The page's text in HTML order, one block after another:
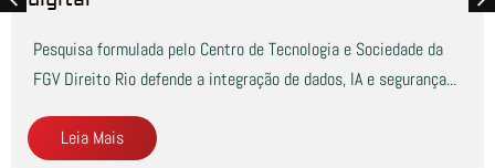
Pesquisa formulada pelo Centro de Tecnologia e Sociedade da
FGV Direito Rio defende a integração de dados, IA e segurança...
Leia Mais